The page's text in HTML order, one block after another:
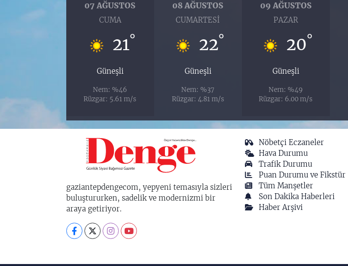
07 AĞUSTOS
CUMA
21°
Güneşli
Nem: %46
Rüzgar: 5.61 m/s
08 AĞUSTOS
CUMARTESI
22°
Güneşli
Nem: %37
Rüzgar: 4.81 m/s
09 AĞUSTOS
PAZAR
20°
Güneşli
Nem: %49
Rüzgar: 6.00 m/s
gaziantepdengecom, yepyeni temasıyla sizleri
buluştururken, sadelik ve modernizmi bir
araya getiriyor.
Nöbetçi Eczaneler
Hava Durumu
Trafik Durumu
Puan Durumu ve Fikstür
Tüm Manşetler
Son Dakika Haberleri
Haber Arşivi